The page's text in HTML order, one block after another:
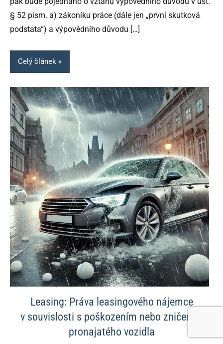
§ 52 písm. a) zákoníku práce (dále jen „první skutková
podstata“) a výpovědního důvodu […]
Celý článek
Leasing: Práva leasingového nájemce
v souvislosti s poškozením nebo zničením
pronajatého vozidla